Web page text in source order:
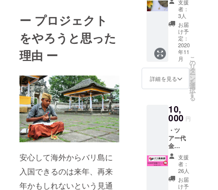
ー プロジェクト
をやろうと思った
理由 ー
安心して海外からバリ島に
入国できるのは来年、再来
年かもしれないという見通
石/ガー
ネット/
ペリ
ドット
（天然
石はお
選びい
ただけ
ませ
ん）
体40cm
＋ア
ジャス
ター
チェー
ン５cm
バリ島
チュル
ク製シ
ルバー
ジュエ
リー】
アジア
ンエス
ニック
リーフ
型ペン
ダント
ド) 素
材：シ
ルバー
925,
K18金
メッキ,
天然石
天然
石：ト
ルコ石/
ガー
支援
者：
3人
お届
け予
定：
2020
年11
月
詳細を見る
こ
の
リ
タ
ー
ン
を
選
択
す
る
10,
000 円
・ツ
アー代
金
12,000
円分の
チケッ
トと石
鹸が含
支援
者：
26人
お届
け予